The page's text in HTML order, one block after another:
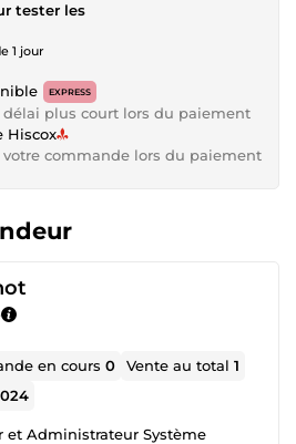
tester les
1 jour
EXPRESS
délai plus court lors du paiement
Hiscox
votre commande lors du paiement
en cours0 Vente au total1
et Administrateur Système